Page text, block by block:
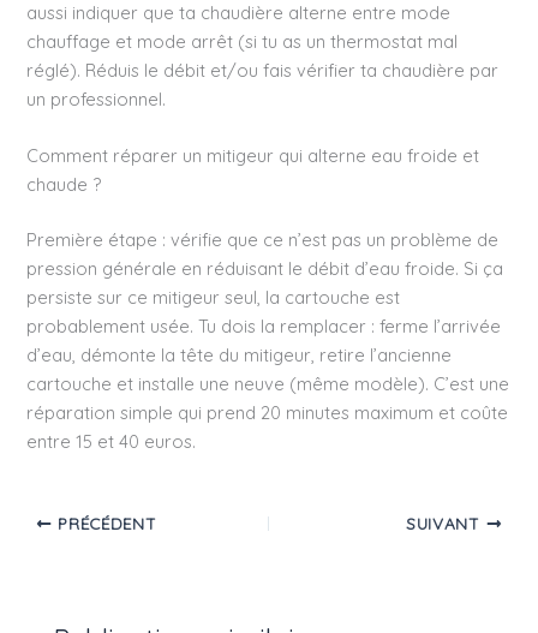
aussi indiquer que ta chaudière alterne entre mode
chauffage et mode arrêt (si tu as un thermostat mal
réglé). Réduis le débit et/ou fais vérifier ta chaudière par
un professionnel.
Comment réparer un mitigeur qui alterne eau froide et
chaude ?
Première étape : vérifie que ce n’est pas un problème de
pression générale en réduisant le débit d’eau froide. Si ça
persiste sur ce mitigeur seul, la cartouche est
probablement usée. Tu dois la remplacer : ferme l’arrivée
d’eau, démonte la tête du mitigeur, retire l’ancienne
cartouche et installe une neuve (même modèle). C’est une
réparation simple qui prend 20 minutes maximum et coûte
entre 15 et 40 euros.
PRÉCÉDENT SUIVANT